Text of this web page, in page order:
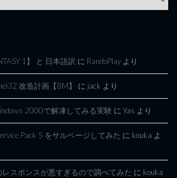
1】 と 日本語訳 に RandoPlay より
改造計画【BM】 に jack より
2000で解凍してみる実験 に Yas より
Pack 5 をサルベージしてみた に kouka よ
スポンスが悪すぎるので調べてみた に kouka